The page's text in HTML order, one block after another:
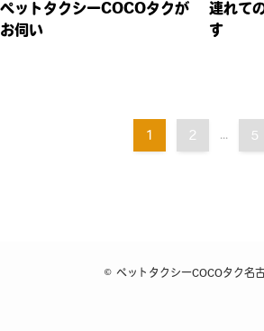
ペットタクシーCOCOタクが
お伺い
連れて
す
1 2 ... 5
©ペットタクシーCOCOタク名